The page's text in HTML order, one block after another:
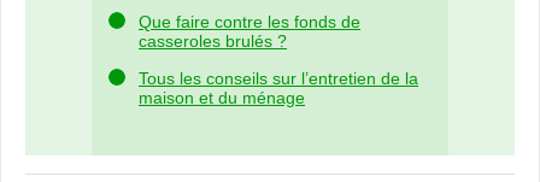
Que faire contre les fonds de
casseroles brulés ?
Tous les conseils sur l’entretien de la
maison et du ménage